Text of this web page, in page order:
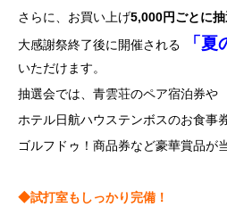
さらに、お買い上げ5,000円ごとに抽
大感謝祭終了後に開催される 「夏
いただけます。
抽選会では、青雲荘のペア宿泊券や
ホテル日航ハウステンボスのお食事券
ゴルフドゥ！商品券など豪華賞品が
◆試打室もしっかり完備！